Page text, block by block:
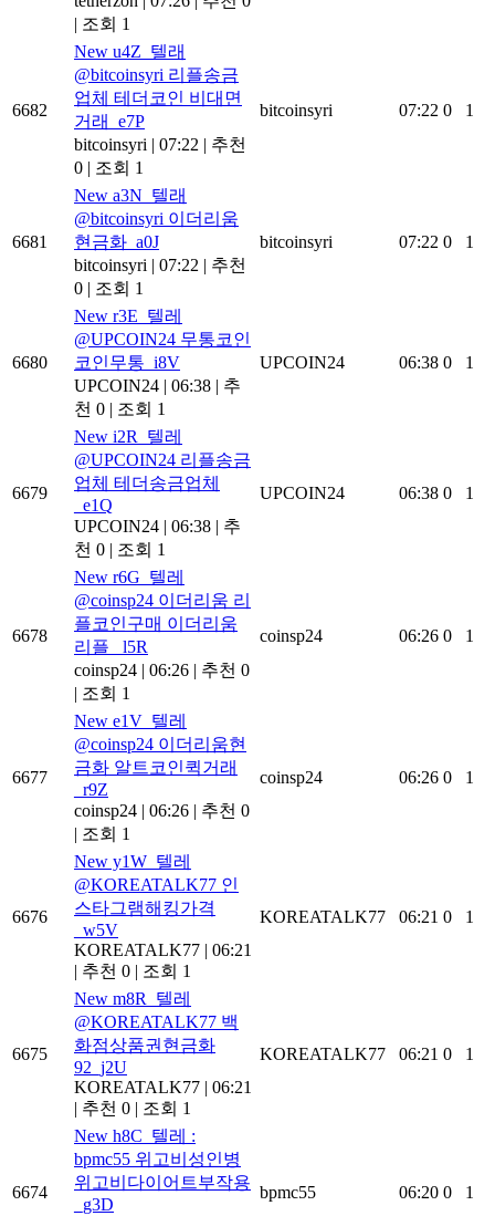
| 조회 1
6682
New u4Z_텔래
@bitcoinsyri 리플송금
업체 테더코인 비대면
거래_e7P
bitcoinsyri | 07:22 | 추천
0 | 조회 1
bitcoinsyri 07:22 0 1
6681
New a3N_텔래
@bitcoinsyri 이더리움
현금화_a0J
bitcoinsyri | 07:22 | 추천
0 | 조회 1
bitcoinsyri 07:22 0 1
6680
New r3E_텔레
@UPCOIN24 무통코인
코인무통_i8V
UPCOIN24 | 06:38 | 추
천 0 | 조회 1
UPCOIN24 06:38 0 1
6679
New i2R_텔레
@UPCOIN24 리플송금
업체 테더송금업체
_e1Q
UPCOIN24 | 06:38 | 추
천 0 | 조회 1
UPCOIN24 06:38 0 1
6678
New r6G_텔레
@coinsp24 이더리움 리
플코인구매 이더리움
리플 _l5R
coinsp24 | 06:26 | 추천 0
| 조회 1
coinsp24 06:26 0 1
6677
New e1V_텔레
@coinsp24 이더리움현
금화 알트코인퀵거래
_r9Z
coinsp24 | 06:26 | 추천 0
| 조회 1
coinsp24 06:26 0 1
6676
New y1W_텔레
@KOREATALK77 인
스타그램해킹가격
_w5V
KOREATALK77 | 06:21
| 추천 0 | 조회 1
KOREATALK77 06:21 0 1
6675
New m8R_텔레
@KOREATALK77 백
화점상품권현금화
92_j2U
KOREATALK77 | 06:21
| 추천 0 | 조회 1
KOREATALK77 06:21 0 1
6674
New h8C_텔레 :
bpmc55 위고비성인병
위고비다이어트부작용
_g3D
bpmc55 06:20 0 1